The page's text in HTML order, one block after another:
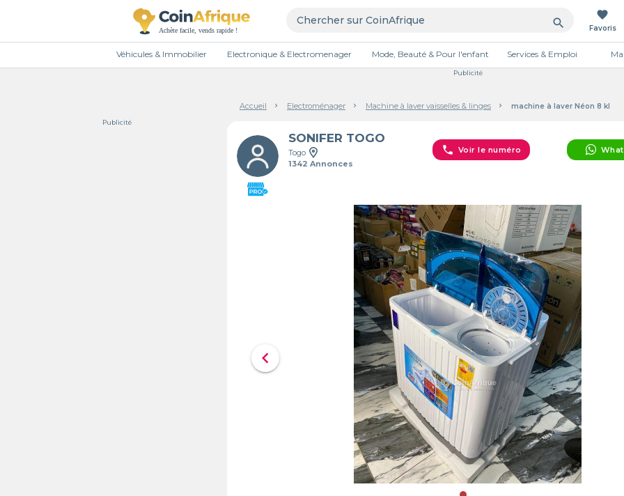
search
favorite
Favoris
Véhicules & Immobilier Electronique & Electromenager Mode, Beauté & Pour l'enfant Services & Emploi
Publicité
Accueil Electroménager Machine à laver vaisselles & linges machine à laver Néon 8 kl
Publicité
SONIFER TOGO
Togo
1342 Annonces
phone Voir le numéro
chevron_left